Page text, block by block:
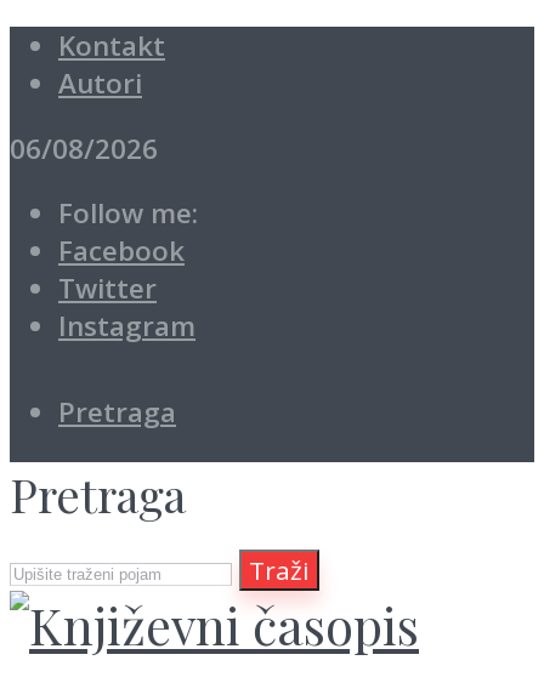
Kontakt
Autori
06/08/2026
Follow me:
Facebook
Twitter
Instagram
Pretraga
Pretraga
Traži